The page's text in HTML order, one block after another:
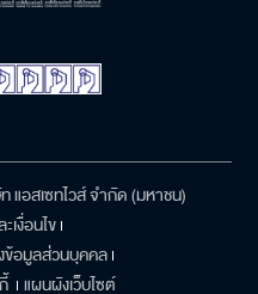
อสเซทไวส์ จำกัด (มหาชน)
เงื่อนไข
ข้อมูลส่วนบุคคล
แผนผังเว็บไซต์